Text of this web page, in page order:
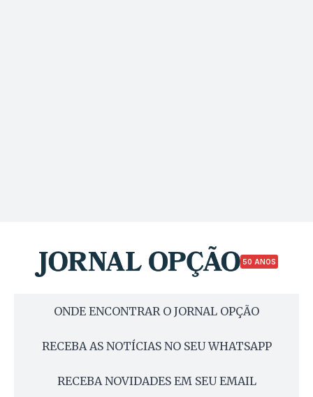
50 ANOS
ONDE ENCONTRAR O JORNAL OPÇÃO
RECEBA AS NOTÍCIAS NO SEU WHATSAPP
RECEBA NOVIDADES EM SEU EMAIL